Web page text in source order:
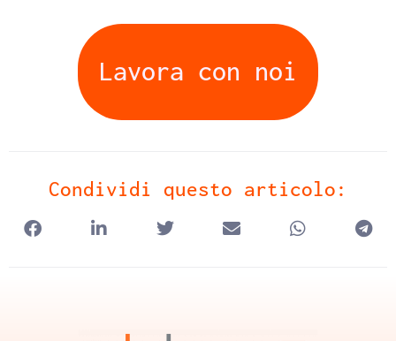
Lavora con noi
Condividi questo articolo: